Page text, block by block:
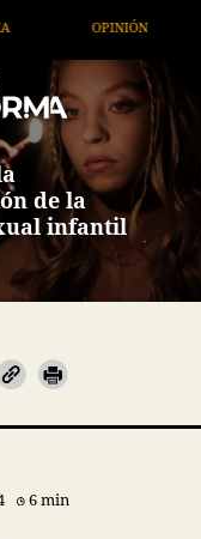
ARTÍCULOS
de la
infantil
6 min